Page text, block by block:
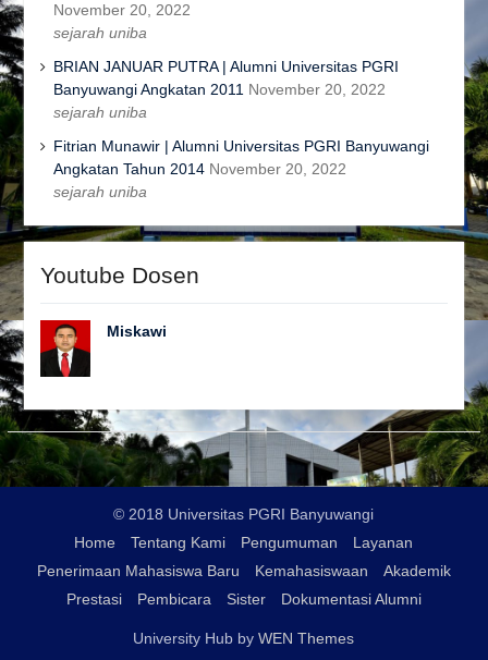
November 20, 2022
sejarah uniba
BRIAN JANUAR PUTRA | Alumni Universitas PGRI
Banyuwangi Angkatan 2011 November 20, 2022
sejarah uniba
Fitrian Munawir | Alumni Universitas PGRI Banyuwangi
Angkatan Tahun 2014 November 20, 2022
sejarah uniba
Youtube Dosen
Miskawi
© 2018 Universitas PGRI Banyuwangi
Home
Tentang Kami Pengumuman
Layanan
Penerimaan Mahasiswa Baru
Kemahasiswaan
Akademik
Prestasi
Pembicara Sister Dokumentasi Alumni
University Hub byWEN Themes